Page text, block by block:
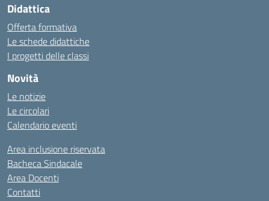
Didattica
Offerta formativa
Le schede didattiche
I progetti delle classi
Novità
Le notizie
Le circolari
Calendario eventi
Area inclusione riservata
Bacheca Sindacale
Area Docenti
Contatti